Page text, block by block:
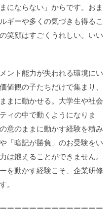
にならない」からです。おま
ギーや多くの気づきも得るこ
笑顔はすごくうれしい。いい
ント能力が失われる環境にい
値観の子たちだけで集まり、
まに動かせる。大学生や社会
ィの中で動くようになりま
意のままに動かす経験を積み
「暗記が勝負」のお受験をい
は鍛えることができません。
を動かす経験こそ、企業研修
。
ーーーーーーーーーーーーー